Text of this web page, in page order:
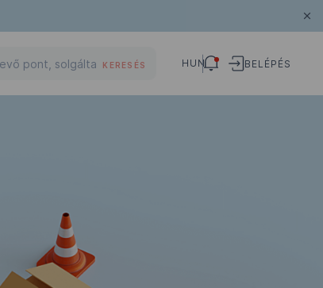
KERESÉS HUN BELÉPÉS